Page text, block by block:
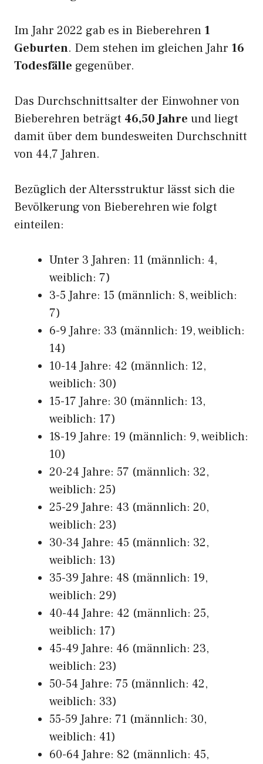
Im Jahr 2022 gab es in Bieberehren 1
Geburten. Dem stehen im gleichen Jahr 16
Todesfälle gegenüber.
Das Durchschnittsalter der Einwohner von
Bieberehren beträgt 46,50 Jahre und liegt
damit über dem bundesweiten Durchschnitt
von 44,7 Jahren.
Bezüglich der Altersstruktur lässt sich die
Bevölkerung von Bieberehren wie folgt
einteilen:
Unter 3 Jahren: 11 (männlich: 4,
weiblich: 7)
3-5 Jahre: 15 (männlich: 8, weiblich:
7)
6-9 Jahre: 33 (männlich: 19, weiblich:
14)
10-14 Jahre: 42 (männlich: 12,
weiblich: 30)
15-17 Jahre: 30 (männlich: 13,
weiblich: 17)
18-19 Jahre: 19 (männlich: 9, weiblich:
10)
20-24 Jahre: 57 (männlich: 32,
weiblich: 25)
25-29 Jahre: 43 (männlich: 20,
weiblich: 23)
30-34 Jahre: 45 (männlich: 32,
weiblich: 13)
35-39 Jahre: 48 (männlich: 19,
weiblich: 29)
40-44 Jahre: 42 (männlich: 25,
weiblich: 17)
45-49 Jahre: 46 (männlich: 23,
weiblich: 23)
50-54 Jahre: 75 (männlich: 42,
weiblich: 33)
55-59 Jahre: 71 (männlich: 30,
weiblich: 41)
60-64 Jahre: 82 (männlich: 45,